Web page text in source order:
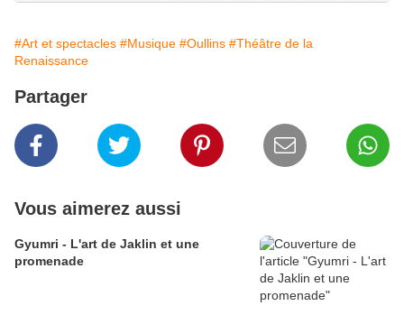
#Art et spectacles #Musique #Oullins #Théâtre de la
Renaissance
Partager
Vous aimerez aussi
Gyumri - L'art de Jaklin et une
promenade